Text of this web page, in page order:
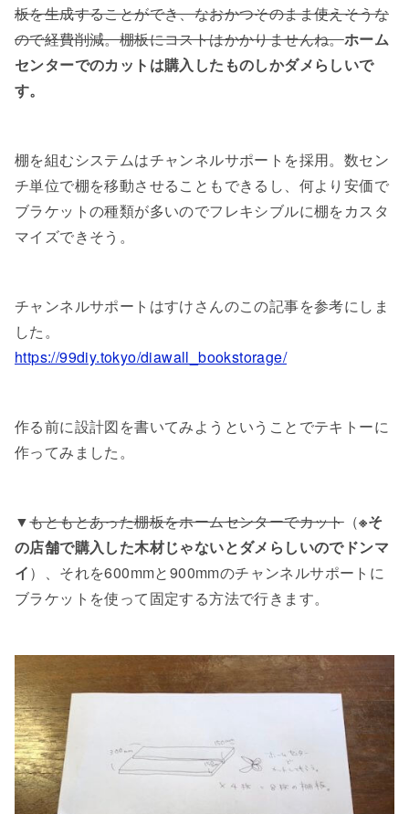
板を生成することができ、なおかつそのまま使えそうな
ので経費削減。棚板にコストはかかりませんね。ホーム
センターでのカットは購入したものしかダメらしいで
す。
棚を組むシステムはチャンネルサポートを採用。数セン
チ単位で棚を移動させることもできるし、何より安価で
ブラケットの種類が多いのでフレキシブルに棚をカスタ
マイズできそう。
チャンネルサポートはすけさんのこの記事を参考にしま
した。
https://99diy.tokyo/diawall_bookstorage/
作る前に設計図を書いてみようということでテキトーに
作ってみました。
▼もともとあった棚板をホームセンターでカット（※そ
の店舗で購入した木材じゃないとダメらしいのでドンマ
イ）、それを600mmと900mmのチャンネルサポートに
ブラケットを使って固定する方法で行きます。